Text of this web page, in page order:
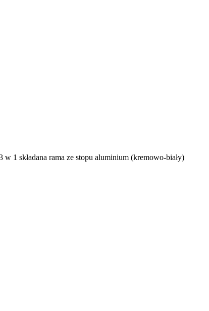
1 składana rama ze stopu aluminium (kremowo-biały)